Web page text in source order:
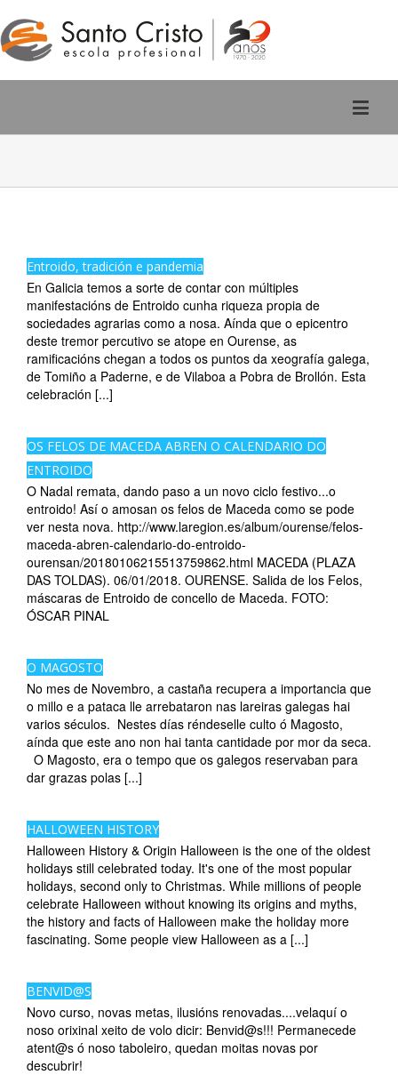
988 220 588
Entroido, tradición e pandemia
En Galicia temos a sorte de contar con múltiples
manifestacións de Entroido cunha riqueza propia de
sociedades agrarias como a nosa. Aínda que o epicentro
deste tremor percutivo se atope en Ourense, as
ramificacións chegan a todos os puntos da xeografía galega,
de Tomiño a Paderne, e de Vilaboa a Pobra de Brollón. Esta
celebración [...]
OS FELOS DE MACEDA ABREN O CALENDARIO DO
ENTROIDO
O Nadal remata, dando paso a un novo ciclo festivo...o
entroido! Así o amosan os felos de Maceda como se pode
ver nesta nova. http://www.laregion.es/album/ourense/felos-
maceda-abren-calendario-do-entroido-
ourensan/20180106215513759862.html MACEDA (PLAZA
DAS TOLDAS). 06/01/2018. OURENSE. Salida de los Felos,
máscaras de Entroido de concello de Maceda. FOTO:
ÓSCAR PINAL
O MAGOSTO
No mes de Novembro, a castaña recupera a importancia que
o millo e a pataca lle arrebataron nas lareiras galegas hai
varios séculos. Nestes días réndeselle culto ó Magosto,
aínda que este ano non hai tanta cantidade por mor da seca.
O Magosto, era o tempo que os galegos reservaban para
dar grazas polas [...]
HALLOWEEN HISTORY
Halloween History & Origin Halloween is the one of the oldest
holidays still celebrated today. It's one of the most popular
holidays, second only to Christmas. While millions of people
celebrate Halloween without knowing its origins and myths,
the history and facts of Halloween make the holiday more
fascinating. Some people view Halloween as a [...]
BENVID@S
Novo curso, novas metas, ilusións renovadas....velaquí o
noso orixinal xeito de volo dicir: Benvid@s!!! Permanecede
atent@s ó noso taboleiro, quedan moitas novas por
descubrir!